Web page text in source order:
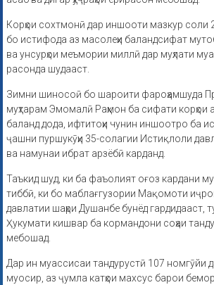
Корҳои сохтмонӣ дар иншооти мазкур соли
бо истифода аз масолеҳи баландсифат
ва унсурҳои меъмории миллӣ дар муҳлати
расонда шудааст.
Зимни шиносоӣ бо шароити фароҳамшуда
муҳтарам Эмомалӣ Раҳмон ба сифати корҳои
баланд дода, ифтитоҳи чунин иншоотро ба
ҷашни пуршукӯҳи 35-солагии Истиқлоли
ва намунаи ибрат арзёбӣ карданд.
Таъкид шуд, ки ба фаъолият оғоз кардани
тиббӣ, ки бо маблағгузории Мақомоти
давлатии шаҳри Душанбе бунёд гардидааст,
Ҳукумати кишвар ба кормандони соҳаи
мебошад.
Дар ин муассисаи тандурустӣ 107 номгӯйи
муосир, аз ҷумла катҳои махсус барои